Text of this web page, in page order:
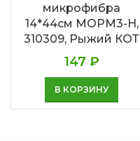
микрофибра
14*44см MOPM3-H,
310309, Рыжий КОТ
147 ₽
В КОРЗИНУ